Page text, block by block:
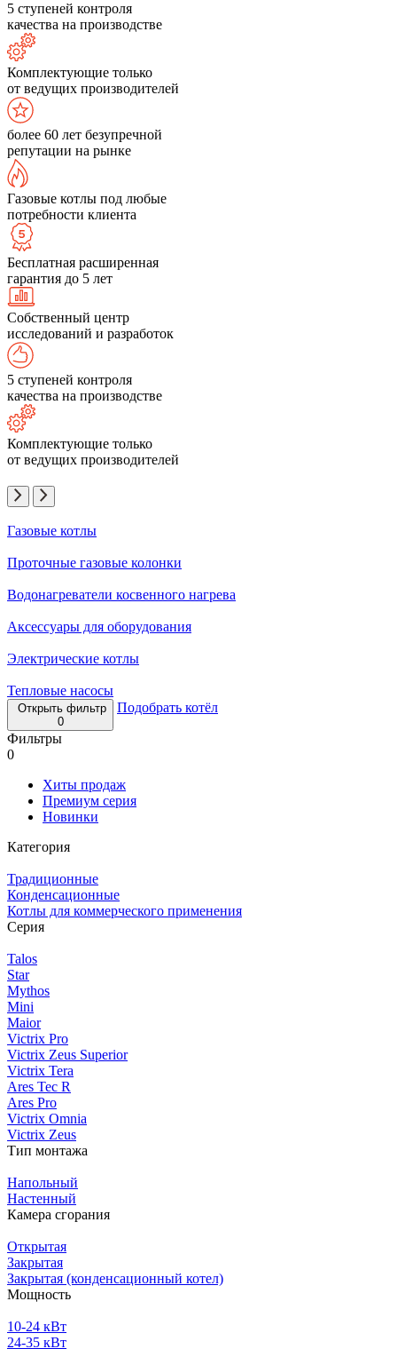
5 ступеней контроля
качества на производстве
Комплектующие только
от ведущих производителей
более 60 лет безупречной
репутации на рынке
Газовые котлы под любые
потребности клиента
Бесплатная расширенная
гарантия до 5 лет
Собственный центр
исследований и разработок
5 ступеней контроля
качества на производстве
Комплектующие только
от ведущих производителей
Газовые котлы
Проточные газовые колонки
Водонагреватели косвенного нагрева
Аксессуары для оборудования
Электрические котлы
Тепловые насосы
Открыть фильтр
0
Подобрать котёл
Фильтры
0
Хиты продаж
Премиум серия
Новинки
Категория
Традиционные
Конденсационные
Котлы для коммерческого применения
Серия
Talos
Star
Mythos
Mini
Maior
Victrix Pro
Victrix Zeus Superior
Victrix Tera
Ares Tec R
Ares Pro
Victrix Omnia
Victrix Zeus
Тип монтажа
Напольный
Настенный
Камера сгорания
Открытая
Закрытая
Закрытая (конденсационный котел)
Мощность
10-24 кВт
24-35 кВт